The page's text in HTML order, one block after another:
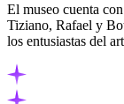
El museo cuenta
Tiziano, Rafael y
los entusiastas del